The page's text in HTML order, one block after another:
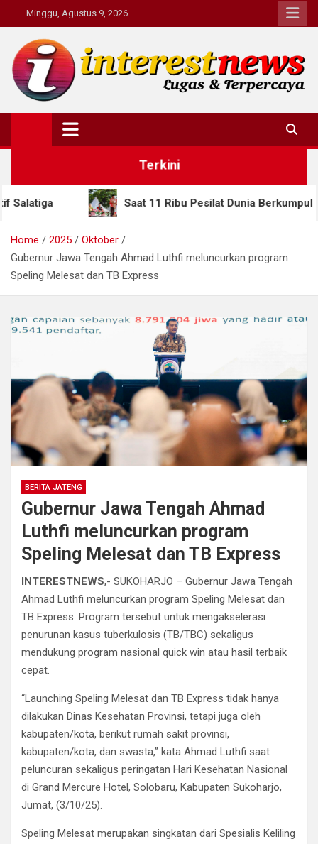
to
content
Minggu, Agustus 9, 2026
Interestnews.or.id
Terkini
Saat 11 Ribu Pesilat Dunia Berkumpul di Semarang,
Home 2025
Oktober
Gubernur Jawa Tengah Ahmad Luthfi meluncurkan program
Speling Melesat dan TB Express
BERITA JATENG
Gubernur Jawa Tengah Ahmad
Luthfi meluncurkan program
Speling Melesat dan TB Express
INTERESTNEWS,- SUKOHARJO – Gubernur Jawa Tengah
Ahmad Luthfi meluncurkan program Speling Melesat dan
TB Express. Program tersebut untuk mengakselerasi
penurunan kasus tuberkulosis (TB/TBC) sekaligus
mendukung program nasional quick win atau hasil terbaik
cepat.
“Launching Speling Melesat dan TB Express tidak hanya
dilakukan Dinas Kesehatan Provinsi, tetapi juga oleh
kabupaten/kota, berikut rumah sakit provinsi,
kabupaten/kota, dan swasta,” kata Ahmad Luthfi saat
peluncuran sekaligus peringatan Hari Kesehatan Nasional
di Grand Mercure Hotel, Solobaru, Kabupaten Sukoharjo,
Jumat, (3/10/25).
Speling Melesat merupakan singkatan dari Spesialis Keliling